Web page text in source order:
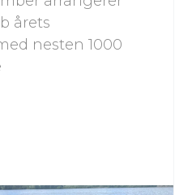
årets
nesten 1000